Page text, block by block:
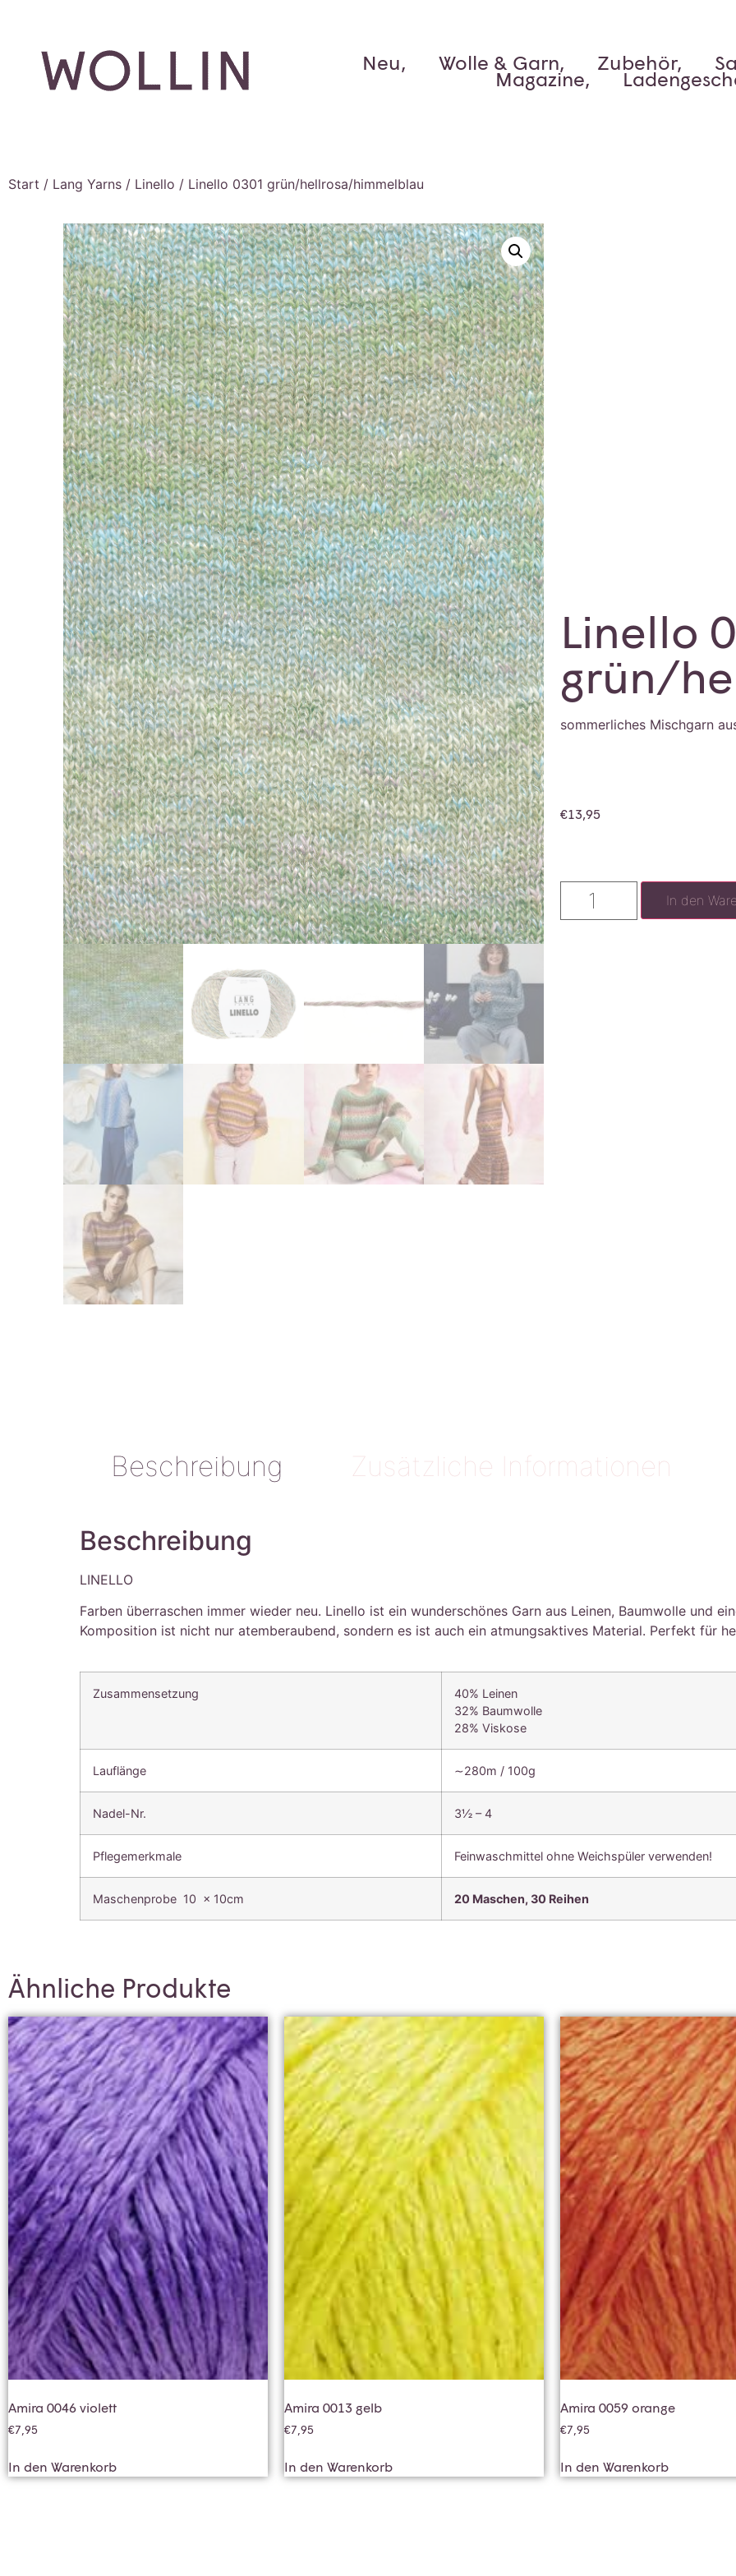
Neu, Wolle & Garn, Zubehör,
Magazine,
Start / Lang Yarns / Linello / Linello 0301 grün/hellrosa/himmelblau
Linello
grün/
sommerliches Mischgarn
€13,95
In den
Beschreibung Zusätzliche Informationen
Beschreibung
LINELLO
Farben überraschen immer wieder neu. Linello ist ein wunderschönes Garn aus Leinen, Baumwolle und
Komposition ist nicht nur atemberaubend, sondern es ist auch ein atmungsaktives Material. Perfekt für
Zusammensetzung
40% Leinen
32% Baumwolle
28% Viskose
Lauflänge ∼280m / 100g
Nadel-Nr. 3½ – 4
Pflegemerkmale Feinwaschmittel ohne Weichspüler verwenden!
Maschenprobe 10 x 10cm 20 Maschen, 30 Reihen
Ähnliche Produkte
Amira 0046 violett
€7,95
In den Warenkorb
Amira 0013 gelb
€7,95
In den Warenkorb
Amira 0059 orange
€7,95
In den Warenkorb